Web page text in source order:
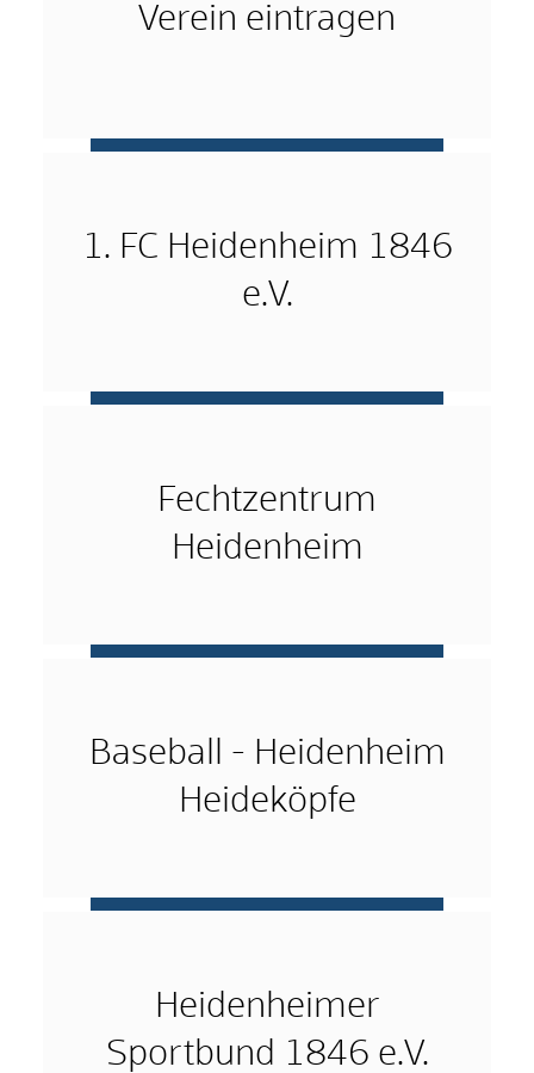
Verein eintragen
1. FC Heidenheim 1846
e.V.
Fechtzentrum
Heidenheim
Baseball - Heidenheim
Heideköpfe
Heidenheimer
Sportbund 1846 e.V.